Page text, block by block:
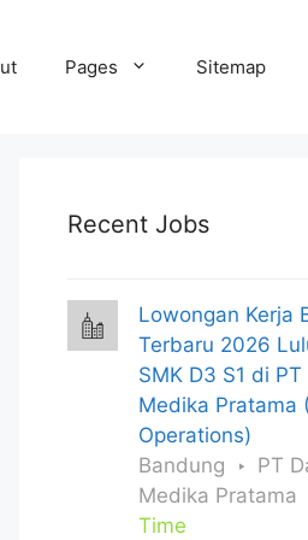
Pages Sitemap
Recent Jobs
Lowongan Kerja
Terbaru 2026
SMK D3 S1 di PT
Medika Pratama
Operations)
Bandung
PT
Medika Pratama
Time